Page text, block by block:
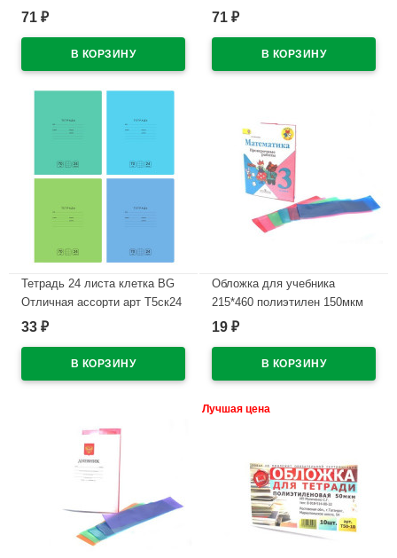
скошенный розовый арт.4014Т
71 ₽
скошенный желтый арт.4011Т
71 ₽
Тетрадь 24 листа клетка BG
Отличная ассорти арт Т5ск24
11785
33 ₽
Обложка для учебника
215*460 полиэтилен 150мкм
универсальные М арт У 215
19 ₽
Лучшая цена